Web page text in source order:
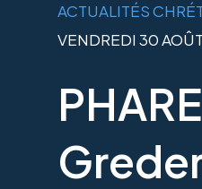
ACTUALITÉS
VENDREDI 30